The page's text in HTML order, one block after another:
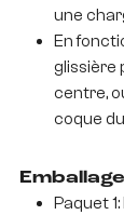
une
En
glissière
centre,
coque
Paquet